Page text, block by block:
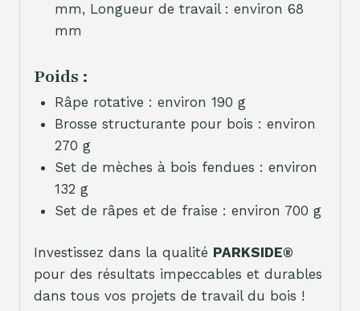
mm, Longueur de travail : environ 68
mm
Poids :
Râpe rotative : environ 190 g
Brosse structurante pour bois : environ
270 g
Set de mèches à bois fendues : environ
132 g
Set de râpes et de fraise : environ 700 g
Investissez dans la qualité PARKSIDE®
pour des résultats impeccables et durables
dans tous vos projets de travail du bois !